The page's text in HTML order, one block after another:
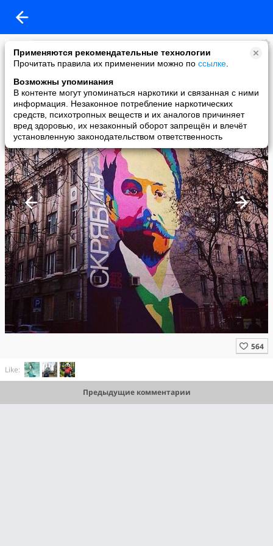
Применяются рекомендательные технологии
Прочитать правила их применении можно по ссылке
Возможны упоминания
В контенте могут упоминаться наркотики и связанная с ними
информация. Незаконное потребление наркотических
средств, психотропных веществ и их аналогов причиняет
вред здоровью, их незаконный оборот запрещён и влечёт
установленную законодательством ответственность
Москва
added a photo
21 Jul в 20:52
Like:
Предыдущие комментарии